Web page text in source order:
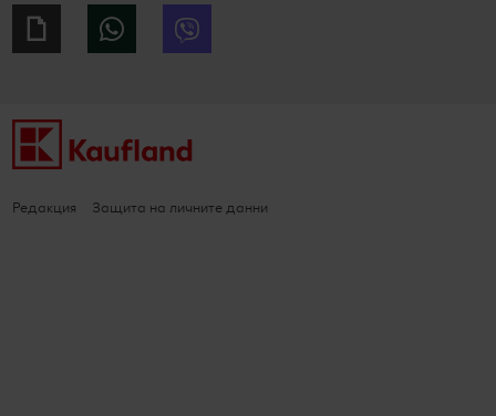
Giphy WhatsApp
Редакция Защита на личните данни